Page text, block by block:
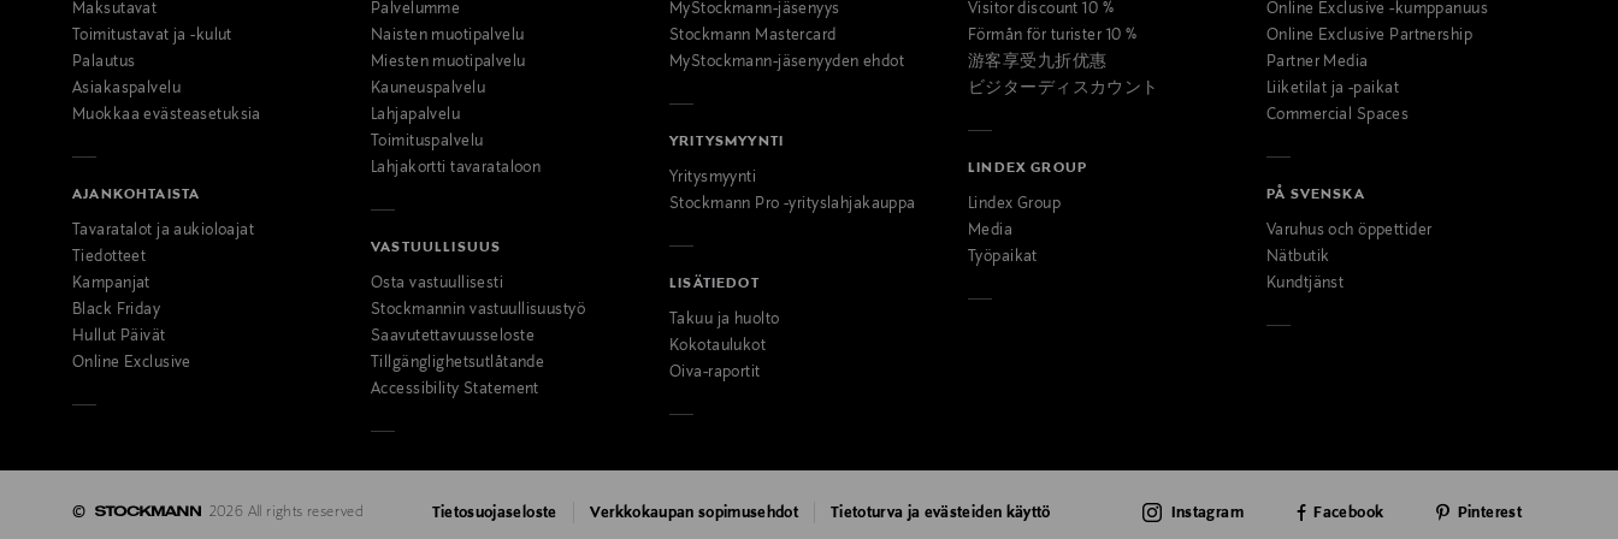
Maksutavat
Toimitustavat ja -kulut
Palautus
Asiakaspalvelu
Muokkaa evästeasetuksia
AJANKOHTAISTA
Tavaratalot ja aukioloajat
Tiedotteet
Kampanjat
Black Friday
Hullut Päivät
Online Exclusive
Palvelumme
Naisten muotipalvelu
Miesten muotipalvelu
Kauneuspalvelu
Lahjapalvelu
Toimituspalvelu
Lahjakortti tavarataloon
VASTUULLISUUS
Osta vastuullisesti
Stockmannin vastuullisuustyö
Saavutettavuusseloste
Tillgänglighetsutlåtande
Accessibility Statement
MyStockmann-jäsenyys
Stockmann Mastercard
MyStockmann-jäsenyyden ehdot
YRITYSMYYNTI
Yritysmyynti
Stockmann Pro -yrityslahjakauppa
LISÄTIEDOT
Takuu ja huolto
Kokotaulukot
Oiva-raportit
Visitor discount 10 %
Förmån för turister 10 %
游客享受九折优惠
ビジターディスカウント
LINDEX GROUP
Lindex Group
Media
Työpaikat
Online Exclusive -kumppanuus
Online Exclusive Partnership
Partner Media
Liiketilat ja -paikat
Commercial Spaces
PÅ SVENSKA
Varuhus och öppettider
Nätbutik
Kundtjänst
© 2026 All rights reserved Tietosuojaseloste Verkkokaupan sopimusehdot Tietoturva ja evästeiden käyttö Instagram Facebook Pinterest